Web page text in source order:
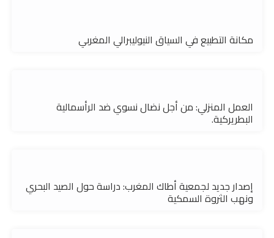
مكانة التطبيع في السياق النيوليبرالي المغربي
العمل المنزلي: من أجل نضال نسوي ضد الرأسمالية
البطريركية.
إصدار جديد لجمعية أطاك المغرب: دراسة حول الصيد البحري
ونهب الثروة السمكية